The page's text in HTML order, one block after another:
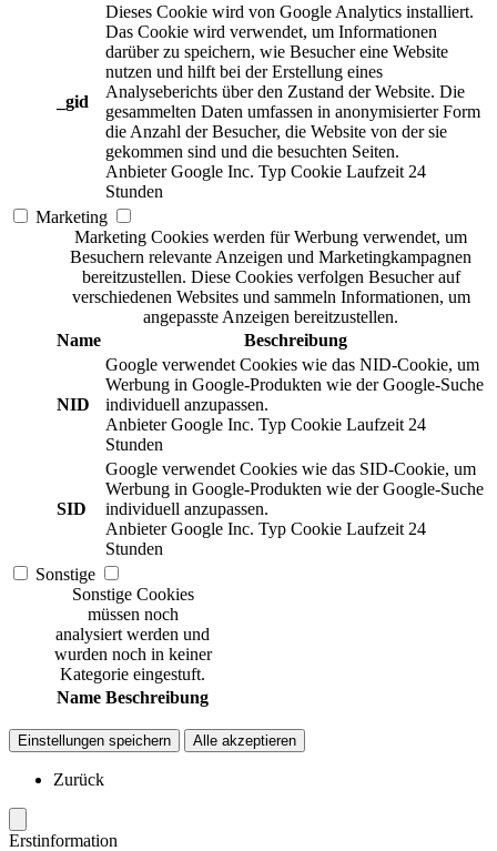
_gid
Dieses Cookie wird von Google Analytics installiert.
Das Cookie wird verwendet, um Informationen
darüber zu speichern, wie Besucher eine Website
nutzen und hilft bei der Erstellung eines
Analyseberichts über den Zustand der Website. Die
gesammelten Daten umfassen in anonymisierter Form
die Anzahl der Besucher, die Website von der sie
gekommen sind und die besuchten Seiten.
Anbieter Google Inc. Typ Cookie Laufzeit 24
Stunden
Marketing
Marketing Cookies werden für Werbung verwendet, um
Besuchern relevante Anzeigen und Marketingkampagnen
bereitzustellen. Diese Cookies verfolgen Besucher auf
verschiedenen Websites und sammeln Informationen, um
angepasste Anzeigen bereitzustellen.
Name
Beschreibung
NID
Google verwendet Cookies wie das NID-Cookie, um
Werbung in Google-Produkten wie der Google-Suche
individuell anzupassen.
Anbieter Google Inc. Typ Cookie Laufzeit 24
Stunden
SID
Google verwendet Cookies wie das SID-Cookie, um
Werbung in Google-Produkten wie der Google-Suche
individuell anzupassen.
Anbieter Google Inc. Typ Cookie Laufzeit 24
Stunden
Sonstige
Sonstige Cookies
müssen noch
analysiert werden und
wurden noch in keiner
Kategorie eingestuft.
Name Beschreibung
Einstellungen speichern Alle akzeptieren
Zurück
Erstinformation